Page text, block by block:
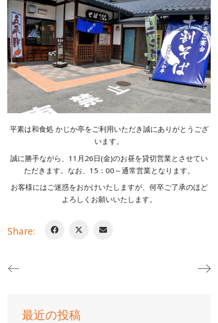
平素は和食処 かじか亭をご利用いただき誠にありがとうござ
います。
誠に勝手ながら、11月26日(金)のお昼を貸切営業とさせてい
ただきます。なお、15：00～通常営業となります。
お客様にはご迷惑をおかけいたしますが、何卒ご了承のほど
よろしくお願いいたします。
Share:
最近の投稿